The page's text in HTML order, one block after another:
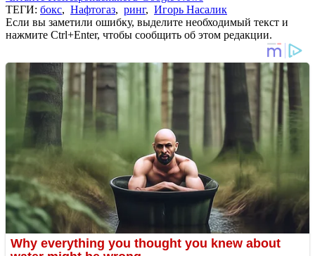
ТЕГИ: бокс, Нафтогаз, ринг, Игорь Насалик
Если вы заметили ошибку, выделите необходимый текст и
нажмите Ctrl+Enter, чтобы сообщить об этом редакции.